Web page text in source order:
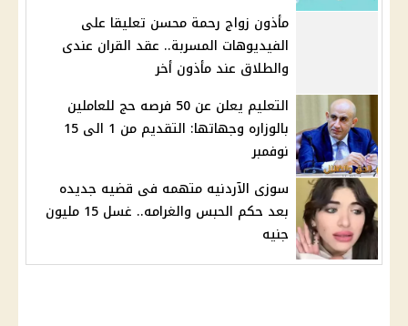
مأذون زواج رحمة محسن تعليقا على
الفيديوهات المسربة.. عقد القران عندى
والطلاق عند مأذون أخر
التعليم يعلن عن 50 فرصه حج للعاملين
بالوزاره وجهاتها: التقديم من 1 الى 15
نوفمبر
سوزى الآردنيه متهمه فى قضيه جديده
بعد حكم الحبس والغرامه.. غسل 15 مليون
جنيه